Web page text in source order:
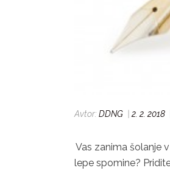
Avtor: DDNG 2. 2. 2018
Vas zanima šolanje
lepe spomine?